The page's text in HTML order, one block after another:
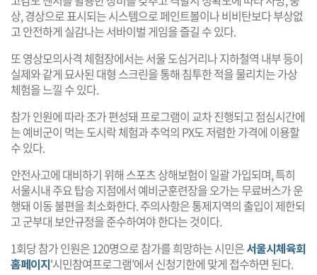
상, 경상으로 표시되는 시스템으로 페인트볼이나 비비탄보다 부상없
고 안전하게 실감나는 서바이벌 게임을 즐길 수 있다.
또 영상모의사격 체험장에서는 서울 도심거리나 지하철역 내부 등이
실제와 같게 묘사된 대형 스크린을 통해 침투한 적을 물리치는 가상
체험을 느낄 수 있다.
참가 인원에 따라 조가 편성돼 프로그램이 교차 진행되고 점심시간에
는 예비군이 먹는 도시락 체험과 추억의 PX도 저렴한 가격에 이용할
수 있다.
안전사고에 대비하기 위해 스포츠 상해보험이 일괄 가입되며, 특히
서울시내 주요 탑승 지점에서 예비군훈련장을 오가는 무료버스가 운
행돼 이동 불편을 최소화한다. 주의사항은 통제지역의 출입이 제한되
고 군부대 보안규정을 준수하여야 한다는 것이다.
1회당 참가 인원은 120명으로 참가를 희망하는 시민은서울시체육회
홈페이지'시민참여프로그램'에서 신청기한에 맞게 접수하면 된다.